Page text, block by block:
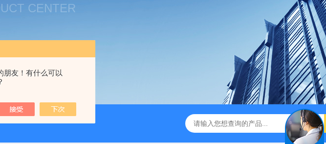
朋友！有什么可以
CENTER
荣】 粒径控制能力强 金属粉末震筛机 工业级超声设备 可支持定制 【宸荣】 超声波抛光